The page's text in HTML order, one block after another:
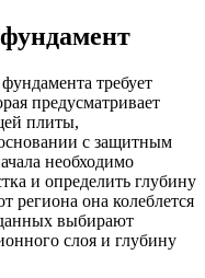
требует
предусматривает
плиты,
с защитным
необходимо
и определить глубину
региона она колеблется
выбирают
слоя и глубину